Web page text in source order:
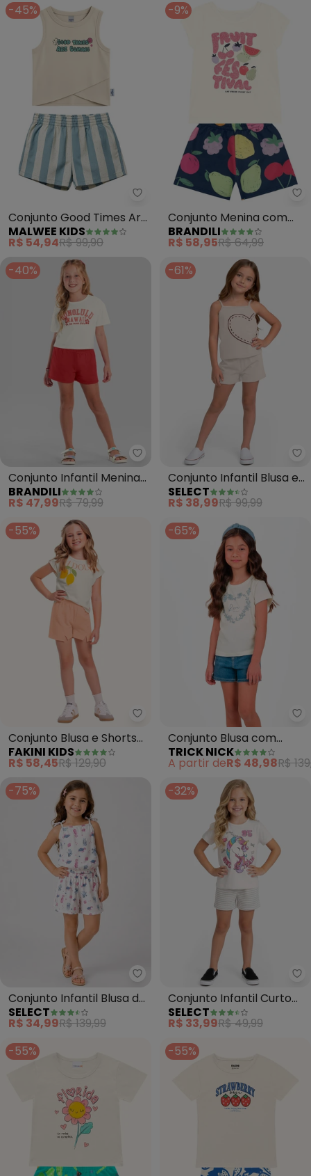
-45%
Malwee Kids - Conjunto Good
Conjunto Good Times Are
Coming (Off White)
MALWEE KIDS
R$ 54,94R$ 99,90
-9%
Conjunto Menina com
Frutas Brilhante (Natural)
BRANDILI
R$ 58,95R$ 64,99
-40%
Brandili - Conjunto Infantil
Conjunto Infantil Menina
Havaí (Natural)
BRANDILI
R$ 47,99R$ 79,99
-61%
Conjunto Infantil Blusa e
Shorts Feminino (Bege)
SELECT
R$ 38,99R$ 99,99
-55%
Fakini Kids - Conjunto Blusa e
Conjunto Blusa e Shorts
(Bege)
FAKINI KIDS
R$ 58,45R$ 129,90
-65%
Conjunto Blusa com
Shorts (Bege)
TRICK NICK
A partir deR$ 48,98R$
-75%
Select - Conjunto Infantil Blusa
Conjunto Infantil Blusa de
Alça e Short (Bege)
SELECT
R$ 34,99R$ 139,99
-32%
Conjunto Infantil Curto
Verão Menina (Bege)
SELECT
R$ 33,99R$ 49,99
-55%
-55%